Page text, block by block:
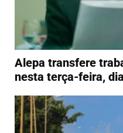
Alepa transfere
nesta terça-feira,